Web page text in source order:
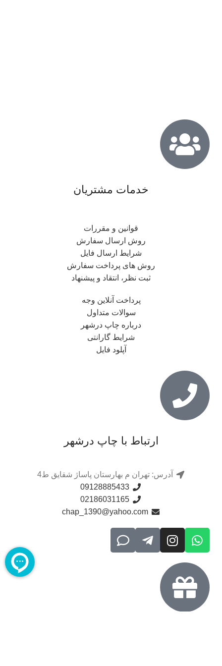
خدمات مشتریان
قوانین و مقررات
روش ارسال سفارش
شرایط ارسال فایل
روش های پرداخت سفارش
ثبت نظر، انتقاد و پیشنهاد
پرداخت آنلاین وجه
سوالات متداول
درباره چاپ درشهر
شرایط گارانتی
آپلود فایل
ارتباط با چاپ درشهر
آدرس: تهران م بهارستان پاساژ شقایق ط4
09128885433
02186031165
chap_1390@yahoo.com